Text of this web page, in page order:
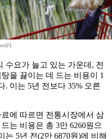
수요가 늘고 있는 가운데, 전
을 끓이는 데 드는 비용이 1
. 이는 5년 전보다 35% 오른
에 따르면 전통시장에서 삼
는 비용은 총 3만 6260원으
는 5년 전(2만 6870원)에 비해